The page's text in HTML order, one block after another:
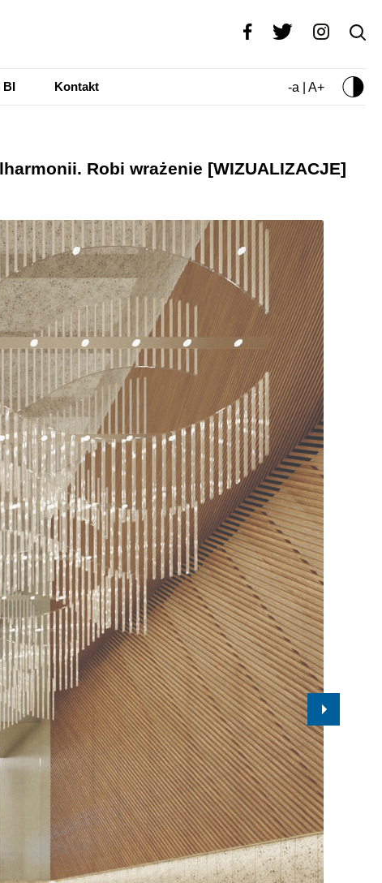
BI Kontakt -a | A+
Robi wrażenie [WIZUALIZACJE]